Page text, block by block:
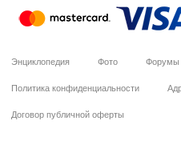
Энциклопедия Фото Форумы
Политика конфиденциальности
Договор публичной оферты